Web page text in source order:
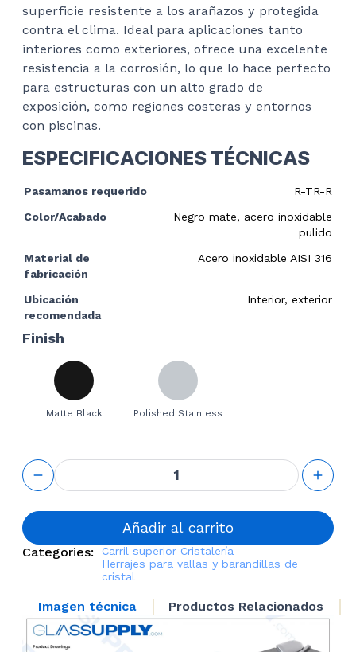
superficie resistente a los arañazos y protegida
contra el clima. Ideal para aplicaciones tanto
interiores como exteriores, ofrece una excelente
resistencia a la corrosión, lo que lo hace perfecto
para estructuras con un alto grado de
exposición, como regiones costeras y entornos
con piscinas.
ESPECIFICACIONES TÉCNICAS
Pasamanos requerido
R-TR-R
Color/Acabado
Negro mate, acero inoxidable
pulido
Material de
fabricación
Acero inoxidable AISI 316
Ubicación
recomendada
Interior, exterior
Finish
Matte Black Polished Stainless
Top Rail
Downward
Adjustable
Connector
Añadir al carrito
Categories: Carril superior Cristalería
Herrajes para vallas y barandillas de
cristal
Imagen técnica Productos Relacionados